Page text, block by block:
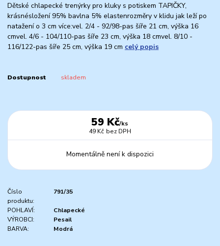
Dětské chlapecké trenýrky pro kluky s potiskem TAPIČKY,
krásnésložení 95% bavlna 5% elastenrozměry v klidu jak leží po
natažení o 3 cm více:vel. 2/4 - 92/98-pas šíře 21 cm, výška 16
cmvel. 4/6 - 104/110-pas šíře 23 cm, výška 18 cmvel. 8/10 -
116/122-pas šíře 25 cm, výška 19 cm celý popis
Dostupnost skladem
59 Kč/ks
49 Kč bez DPH
Momentálně není k dispozici
Číslo
produktu:
791/35
POHLAVÍ:
Chlapecké
VÝROBCI:
Pesail
BARVA:
Modrá